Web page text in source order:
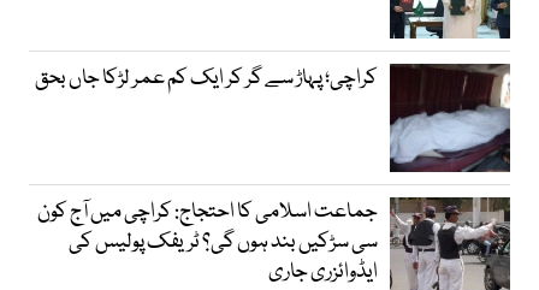
کراچی؛ پہاڑ سے گر کر ایک کم عمر لڑکا جاں بحق
جماعت اسلامی کا احتجاج: کراچی میں آج کون
سی سڑکیں بند ہوں گی؟ ٹریفک پولیس کی
ایڈوائزری جاری